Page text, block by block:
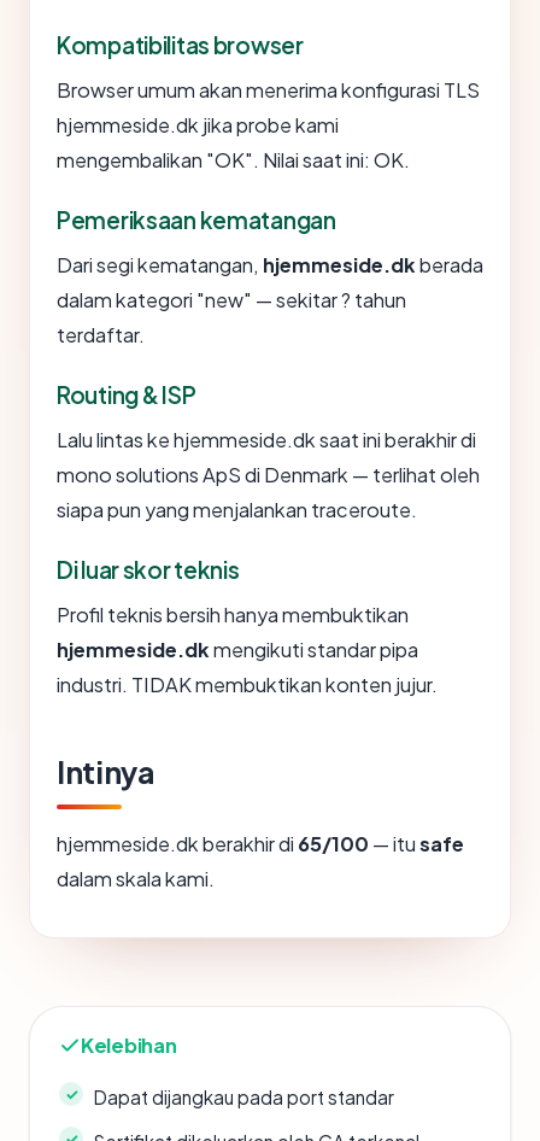
Kompatibilitas browser
Browser umum akan menerima konfigurasi TLS
hjemmeside.dk jika probe kami
mengembalikan "OK". Nilai saat ini: OK.
Pemeriksaan kematangan
Dari segi kematangan, hjemmeside.dkberada
dalam kategori "new" — sekitar ? tahun
terdaftar.
Routing & ISP
Lalu lintas ke hjemmeside.dk saat ini berakhir di
mono solutions ApS di Denmark — terlihat oleh
siapa pun yang menjalankan traceroute.
Di luar skor teknis
Profil teknis bersih hanya membuktikan
hjemmeside.dkmengikuti standar pipa
industri. TIDAK membuktikan konten jujur.
Intinya
hjemmeside.dk berakhir di 65/100 — itusafe
dalam skala kami.
Kelebihan
Dapat dijangkau pada port standar